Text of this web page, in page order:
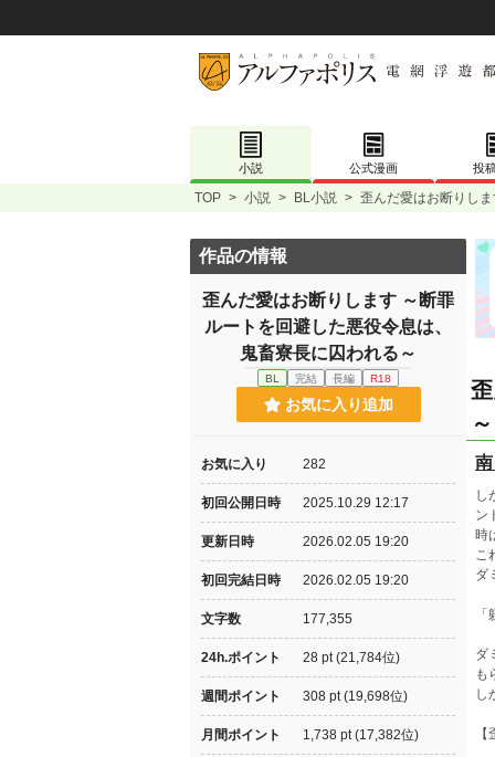
小説 公式漫画 投
TOP > 小説 > BL小説 > 歪んだ愛はお断りし
～
し
ン
時
こ
ダ
ダ
も
し
作品の情報
歪んだ愛はお断りします ～断罪
ルートを回避した悪役令息は、
鬼畜寮長に囚われる～
BL 完結 長編 R18
お気に入り追加
お気に入り 282
初回公開日時 2025.10.29 12:17
更新日時 2026.02.05 19:20
初回完結日時 2026.02.05 19:20
文字数 177,355
24h.ポイント 28 pt (21,784位)
週間ポイント 308 pt (19,698位)
月間ポイント 1,738 pt (17,382位)